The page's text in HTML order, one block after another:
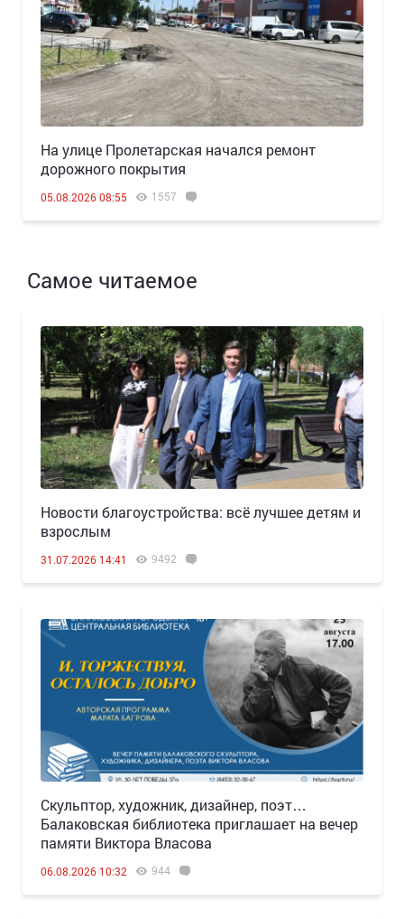
На улице Пролетарская начался ремонт
дорожного покрытия
05.08.2026 08:55 1557
Самое читаемое
Новости благоустройства: всё лучшее детям и
взрослым
31.07.2026 14:41 9492
Скульптор, художник, дизайнер, поэт…
Балаковская библиотека приглашает на вечер
памяти Виктора Власова
06.08.2026 10:32 944